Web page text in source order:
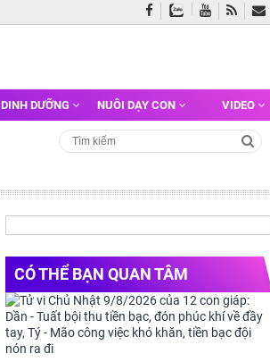
DINH DƯỠNG NUÔI DẠY CON VIDEO
CÓ THỂ BẠN QUAN TÂM